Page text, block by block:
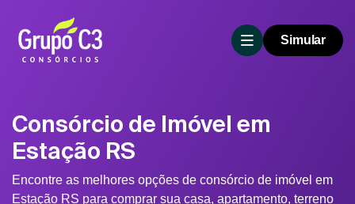
Simular
Consórcio de Imóvel em
Estação RS
Encontre as melhores opções de consórcio de imóvel em
Estação RS para comprar sua casa, apartamento, terreno